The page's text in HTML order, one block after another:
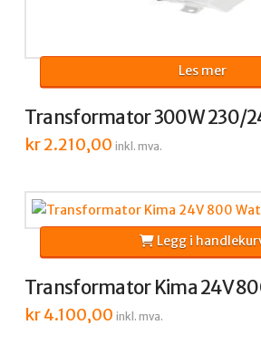
Transformator 300W 230/
kr2.210,00 inkl. mva.
Les mer
Transformator Kima 24V
kr4.100,00 inkl. mva.
Legg i